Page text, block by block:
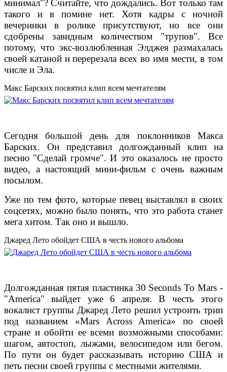
минимал"? Считайте, что дождались. Вот только там
такого и в помине нет. Хотя кадры с ночной
вечеринки в ролике присутствуют, но все они
сдобрены завидным количеством "трупов". Все
потому, что экс-возлюбленная Элджея размахалась
своей катаной и перерезала всех во имя мести, в том
числе и Эла.
Макс Барских посвятил клип всем мечтателям
Сегодня большой день для поклонников Макса
Барских. Он представил долгожданный клип на
песню "Сделай громче". И это оказалось не просто
видео, а настоящий мини-фильм с очень важным
посылом.
Уже по тем фото, которые певец выставлял в своих
соцсетях, можно было понять, что это работа станет
мега хитом. Так оно и вышло.
Джаред Лето обойдет США в честь нового альбома
Долгожданная пятая пластинка 30 Seconds To Mars -
"America" выйдет уже 6 апреля. В честь этого
вокалист группы Джаред Лето решил устроить трип
под названием «Mars Across America» по своей
стране и обойти ее всеми возможными способами:
шагом, автостоп, лыжами, велосипедом или бегом.
По пути он будет рассказывать историю США и
петь песни своей группы с местными жителями.